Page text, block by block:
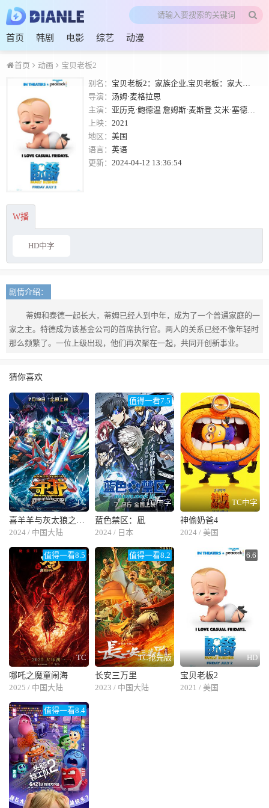
首页 韩剧 电影 综艺 动漫
首页 动画
宝贝老板2
别名： 宝贝老板2：家族企业,宝贝老板：家大业大(台),波士BB 2世祖(港)
导演： 汤姆·麦格拉思
主演： 亚历克·鲍德温 詹姆斯·麦斯登 艾米·塞德丽丝
上映： 2021
地区： 美国
语言： 英语
更新： 2024-04-12 13:36:54
W播
HD中字
剧情介绍：
蒂姆和泰德一起长大，蒂姆已经人到中年，成为了一个普通家庭的一
家之主。特德成为该基金公司的首席执行官。两人的关系已经不像年轻时
那么频繁了。一位上级出现，他们再次聚在一起，共同开创新事业。
猜你喜欢
TC
喜羊羊与灰太狼之守护
2024 / 中国大陆
TC中字
值得一看7.5
蓝色禁区：凪
2024 / 日本
TC中字
神偷奶爸4
2024 / 美国
TC
值得一看8.5
哪吒之魔童闹海
2025 / 中国大陆
TC抢先版
值得一看8.2
长安三万里
2023 / 中国大陆
HD
6.6
宝贝老板2
2021 / 美国
值得一看8.4